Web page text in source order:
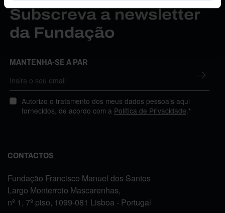
Subscreva a newsletter
da Fundação
MANTENHA-SE A PAR
Autorizo o tratamento dos meus dados pessoais aqui
fornecidos, de acordo com a Política de Privacidade .*
CONTACTOS
Fundação Francisco Manuel dos Santos
Largo Monterroio Mascarenhas,
nº 1, 7º piso, 1099-081 Lisboa - Portugal